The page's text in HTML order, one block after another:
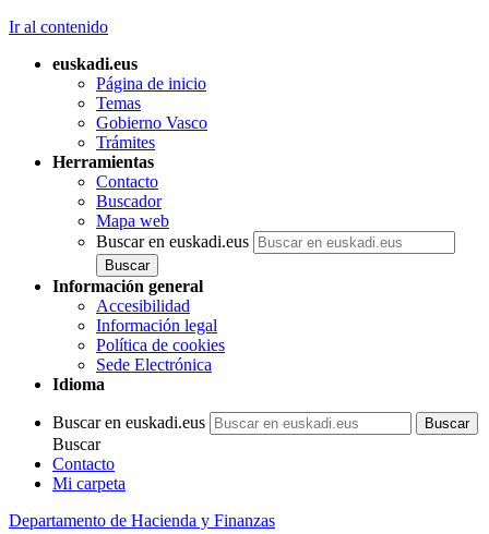
Ir al contenido
euskadi.eus
Página de inicio
Temas
Gobierno Vasco
Trámites
Herramientas
Contacto
Buscador
Mapa web
Buscar en euskadi.eus
Información general
Accesibilidad
Información legal
Política de cookies
Sede Electrónica
Idioma
Buscar en euskadi.eus
Buscar
Contacto
Mi carpeta
Departamento de Hacienda y Finanzas